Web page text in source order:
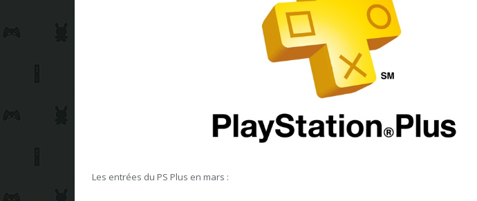
Les entrées du PS Plus en mars :